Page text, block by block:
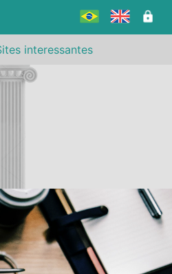
interessantes